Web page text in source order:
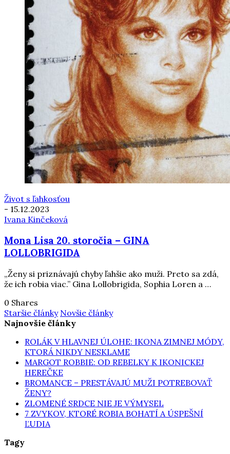
Život s ľahkosťou
- 15.12.2023
Ivana Kinčeková
Mona Lisa 20. storočia – GINA
LOLLOBRIGIDA
„Ženy si priznávajú chyby ľahšie ako muži. Preto sa zdá,
že ich robia viac.” Gina Lollobrigida, Sophia Loren a …
0 Shares
Staršie články Novšie články
Najnovšie články
ROLÁK V HLAVNEJ ÚLOHE: IKONA ZIMNEJ MÓDY,
KTORÁ NIKDY NESKLAME
MARGOT ROBBIE: OD REBELKY K IKONICKEJ
HEREČKE
BROMANCE – PRESTÁVAJÚ MUŽI POTREBOVAŤ
ŽENY?
ZLOMENÉ SRDCE NIE JE VÝMYSEL
7 ZVYKOV, KTORÉ ROBIA BOHATÍ A ÚSPEŠNÍ
ĽUDIA
Tagy